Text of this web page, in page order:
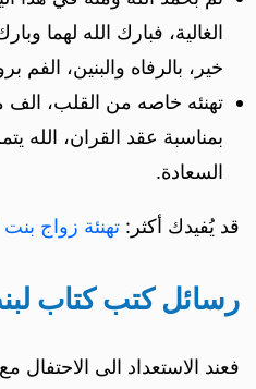
الغالية، فبارك الله لهما
خير، بالرفاه والبنين، الفم
تهنئه خاصه من القلب، الف
بمناسبة عقد القران، الله
السعادة.
قد يُفيدك أكثر: تهنئة زواج
رسائل كتب كتاب
فعند الاستعداد الى الاحتفال